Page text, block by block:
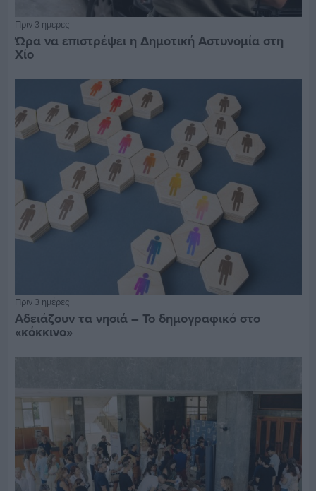
Πριν 3 ημέρες
Ώρα να επιστρέψει η Δημοτική Αστυνομία στη
Χίο
Πριν 3 ημέρες
Αδειάζουν τα νησιά – Το δημογραφικό στο
«κόκκινο»